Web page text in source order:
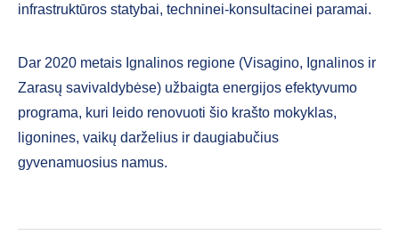
infrastruktūros statybai, techninei-konsultacinei paramai.
Dar 2020 metais Ignalinos regione (Visagino, Ignalinos ir
Zarasų savivaldybėse) užbaigta energijos efektyvumo
programa, kuri leido renovuoti šio krašto mokyklas,
ligonines, vaikų darželius ir daugiabučius
gyvenamuosius namus.